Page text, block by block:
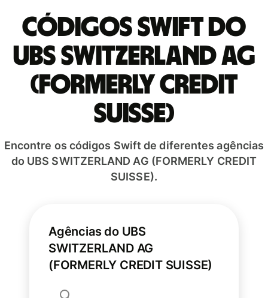
Códigos Swift do
UBS SWITZERLAND AG
(FORMERLY CREDIT
SUISSE)
Encontre os códigos Swift de diferentes agências
do UBS SWITZERLAND AG (FORMERLY CREDIT
SUISSE).
Agências do UBS
SWITZERLAND AG
(FORMERLY CREDIT SUISSE)